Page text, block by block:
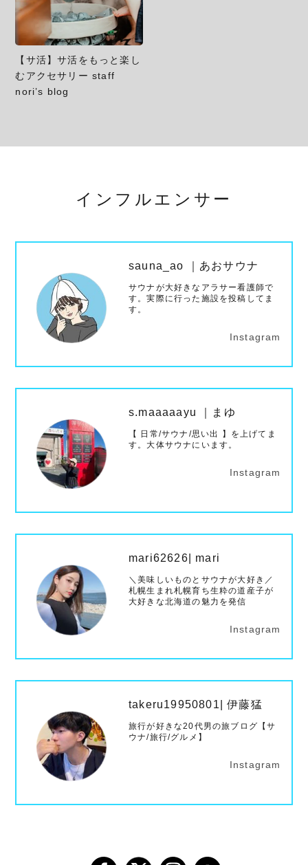
【サ活】サ活をもっと楽し
むアクセサリー staff
nori’s blog
インフルエンサー
sauna_ao ｜あおサウナ
サウナが大好きなアラサー看護師で
す。実際に行った施設を投稿してま
す。
Instagram
s.maaaaayu ｜まゆ
【 日常/サウナ/思い出 】を上げてま
す。大体サウナにいます。
Instagram
mari62626| mari
＼美味しいものとサウナが大好き／
札幌生まれ札幌育ち生粋の道産子が
大好きな北海道の魅力を発信
Instagram
takeru19950801| 伊藤猛
旅行が好きな20代男の旅ブログ【サ
ウナ/旅行/グルメ】
Instagram